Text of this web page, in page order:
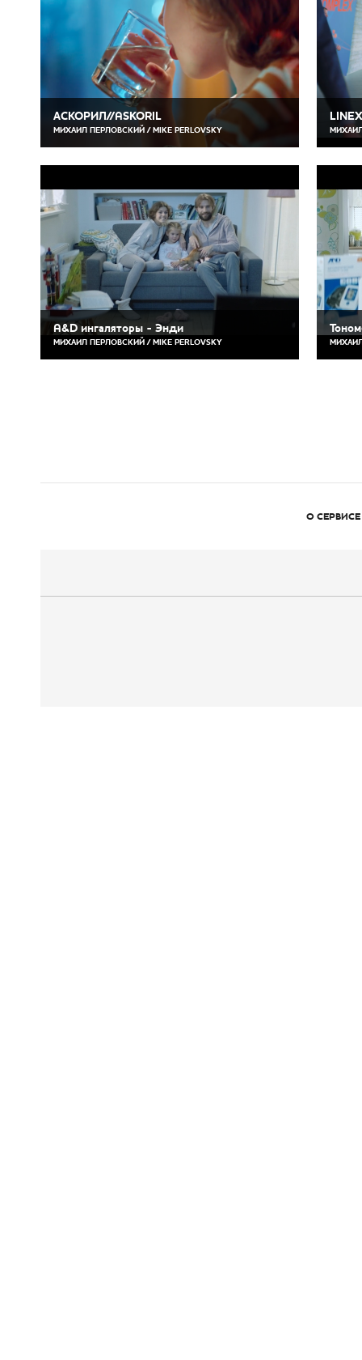
АСКОРИЛ//ASKORIL
МИХАИЛ ПЕРЛОВСКИЙ / MIKE PERLOVSKY МИХАИЛ
A&D ингаляторы - Энди
МИХАИЛ ПЕРЛОВСКИЙ / MIKE PERLOVSKY МИХАИЛ
О СЕРВИСЕ